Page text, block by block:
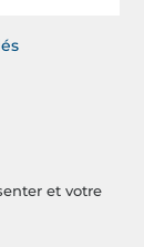
et votre